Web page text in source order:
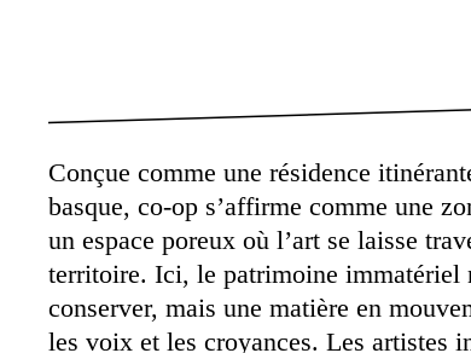
Conçue comme une résidence
basque, co-op s’affirme comme une
un espace poreux où l’art se laisse
territoire. Ici, le patrimoine immatériel
conserver, mais une matière en
les voix et les croyances. Les artistes